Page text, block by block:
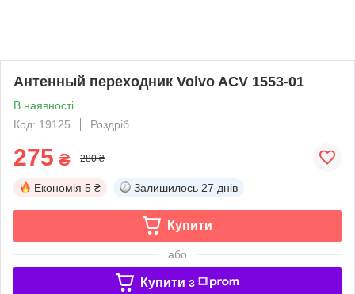
Антенный переходник Volvo ACV 1553-01
В наявності
Код: 19125
Роздріб
275 ₴ 280 ₴
Економія 5 ₴ Залишилось 27 днів
Купити
або
Купити з